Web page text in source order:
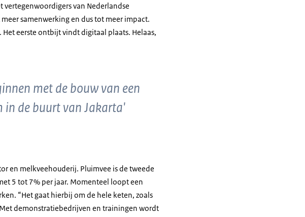
vertegenwoordigers van Nederlandse
samenwerking en dus tot meer impact.
eerste ontbijt vindt digitaal plaats. Helaas,
met de bouw van een
in de buurt van Jakarta'
en melkveehouderij. Pluimvee is de tweede
5 tot 7% per jaar. Momenteel loopt een
“Het gaat hierbij om de hele keten, zoals
demonstratiebedrijven en trainingen wordt